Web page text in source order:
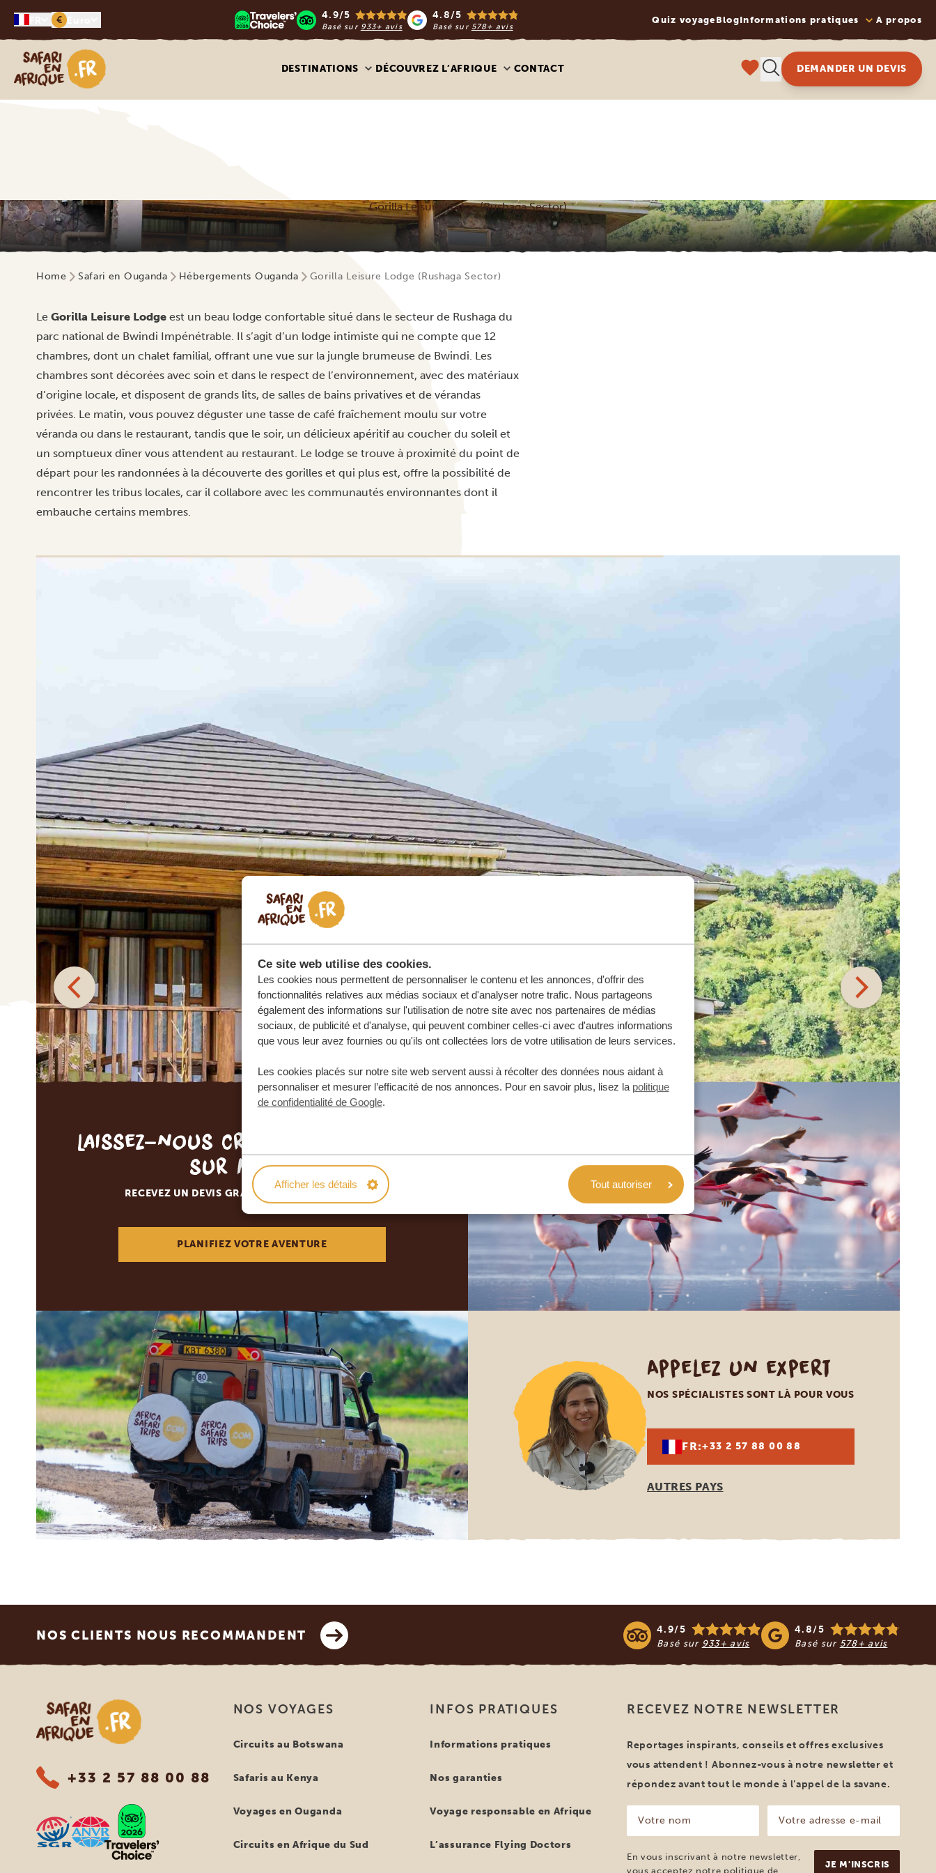
Ce site web utilise des cookies.
Les cookies nous permettent de personnaliser le contenu et les annonces, d'offrir des
fonctionnalités relatives aux médias sociaux et d'analyser notre trafic. Nous partageons
également des informations sur l'utilisation de notre site avec nos partenaires de médias
sociaux, de publicité et d'analyse, qui peuvent combiner celles-ci avec d'autres informations
que vous leur avez fournies ou qu'ils ont collectées lors de votre utilisation de leurs services.
Les cookies placés sur notre site web servent aussi à récolter des données nous aidant à
personnaliser et mesurer l’efficacité de nos annonces. Pour en savoir plus, lisez la politique
de confidentialité de Google.
Afficher les détails Tout autoriser
€ 4.9/5
Basé sur 933+ avis
4.8/5
Basé sur 578+ avis
Quiz voyage BlogInformations pratiques A propos
Safari en Afrique
DESTINATIONS DÉCOUVREZ L’AFRIQUE CONTACT DEMANDER UN DEVIS
Gorilla Leisure Lodge (Rushaga Sector)
Home Safari en Ouganda Hébergements Ouganda Gorilla Leisure Lodge (Rushaga Sector)
Le Gorilla Leisure Lodge est un beau lodge confortable situé dans le secteur de Rushaga du
parc national de Bwindi Impénétrable. Il s’agit d’un lodge intimiste qui ne compte que 12
chambres, dont un chalet familial, offrant une vue sur la jungle brumeuse de Bwindi. Les
chambres sont décorées avec soin et dans le respect de l’environnement, avec des matériaux
d’origine locale, et disposent de grands lits, de salles de bains privatives et de vérandas
privées. Le matin, vous pouvez déguster une tasse de café fraîchement moulu sur votre
véranda ou dans le restaurant, tandis que le soir, un délicieux apéritif au coucher du soleil et
un somptueux dîner vous attendent au restaurant. Le lodge se trouve à proximité du point de
départ pour les randonnées à la découverte des gorilles et qui plus est, offre la possibilité de
rencontrer les tribus locales, car il collabore avec les communautés environnantes dont il
embauche certains membres.
Laissez-nous créer votre voyage
sur mesure
RECEVEZ UN DEVIS GRATUIT, SANS ENGAGEMENT
PLANIFIEZ VOTRE AVENTURE
Appelez un expert
NOS SPÉCIALISTES SONT LÀ POUR VOUS
FR:+33 2 57 88 00 88
AUTRES PAYS
NOS CLIENTS NOUS RECOMMANDENT 4.9/5
Basé sur 933+ avis
4.8/5
Basé sur 578+ avis
Safari en Afrique
+33 2 57 88 00 88
NOS VOYAGES
Circuits au Botswana
Safaris au Kenya
Voyages en Ouganda
Circuits en Afrique du Sud
INFOS PRATIQUES
Informations pratiques
Nos garanties
Voyage responsable en Afrique
L’assurance Flying Doctors
RECEVEZ NOTRE NEWSLETTER
Reportages inspirants, conseils et offres exclusives
vous attendent ! Abonnez-vous à notre newsletter et
répondez avant tout le monde à l’appel de la savane.
nom
(Nécessaire)
adresse
e-
mail
(Nécessaire)
En vous inscrivant à notre newsletter,
vous acceptez notre politique de